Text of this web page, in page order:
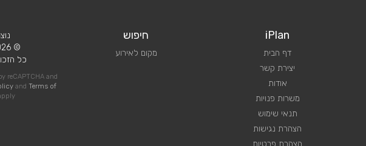
iPlan
דף הבית
יצירת קשר
אודות
משרות פנויות
תנאי שימוש
הצהרת נגישות
הצהרת פרטיות
חיפוש
מקום לאירוע
© 2026 iPlan.
כל
reCAPTCHA and
and Terms of